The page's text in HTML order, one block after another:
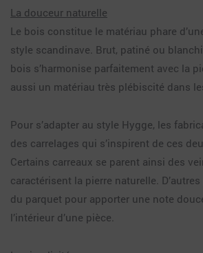
La douceur naturelle
Le bois constitue le matériau phare
style scandinave. Brut, patiné ou
bois s’harmonise parfaitement avec la
aussi un matériau très plébiscité dans
Pour s’adapter au style Hygge, les
des carrelages qui s’inspirent de ces
Certains carreaux se parent ainsi des
caractérisent la pierre naturelle.
du parquet pour apporter une note
l’intérieur d’une pièce.